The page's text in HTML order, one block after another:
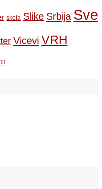
skola Slike Srbija Sve
Vicevi VRH